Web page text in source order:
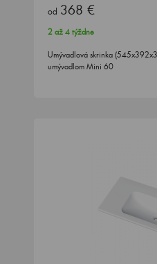
od 368 €
2 až 4 týždne
Umývadlová skrinka
umývadlom Mini 60